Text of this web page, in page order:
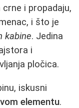
i propadaju,
i što je
kabine. Jedina
i
pločica.
iskusni
elementu.